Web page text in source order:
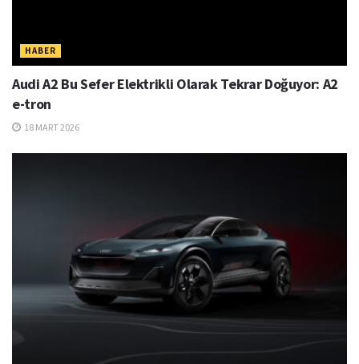
HABER
Audi A2 Bu Sefer Elektrikli Olarak Tekrar Doğuyor: A2
e-tron
18 MART 2026